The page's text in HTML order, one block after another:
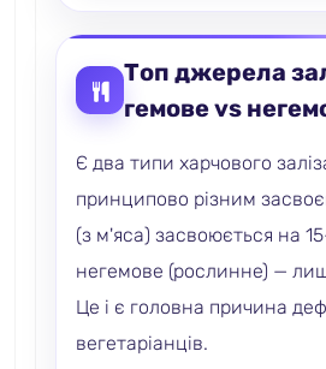
Топ джерела
гемове vs
Є два типи харчового
принципово різним
(з м'яса) засвоюється на
негемове (рослинне) —
Це і є головна причина
вегетаріанців.